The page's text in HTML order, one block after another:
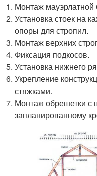
Монтаж мауэрлатной
Установка стоек на
опоры для стропил.
Монтаж верхних
Фиксация подкосов.
Установка нижнего
Укрепление
стяжками.
Монтаж обрешетки с
запланированному